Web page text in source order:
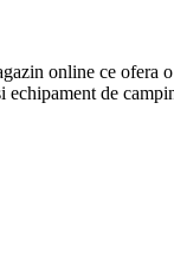
online ce ofera
echipament de